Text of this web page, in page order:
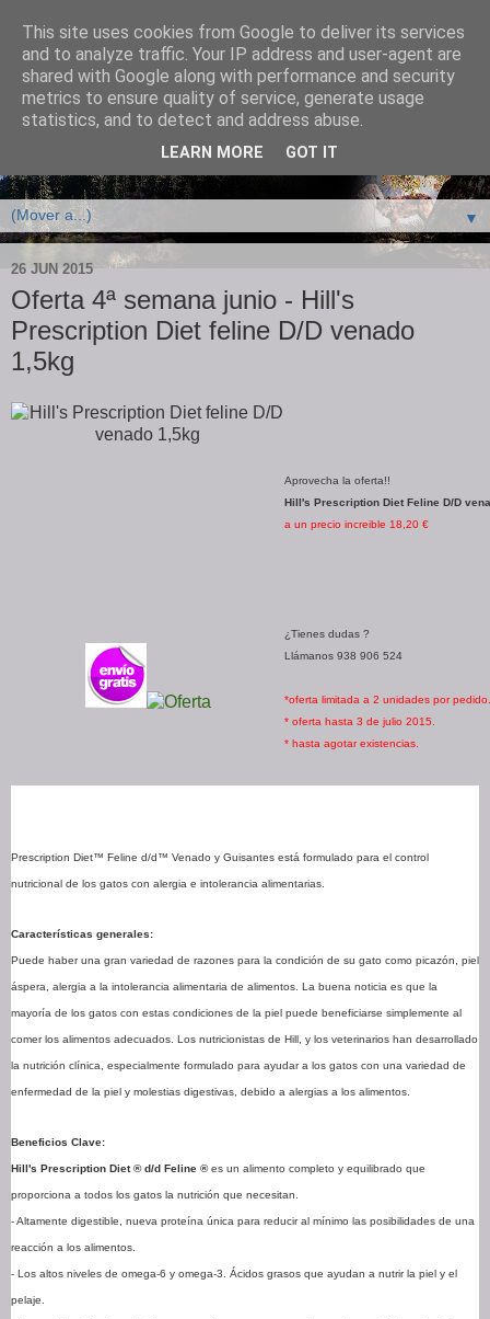
▼
26 JUN 2015
Oferta 4ª semana junio - Hill's
Prescription Diet feline D/D venado
1,5kg
Aprovecha la oferta!!
Hill's Prescription Diet Feline D/D
a un precio increible 18,20 €
¿Tienes dudas ?
Llámanos 938 906 524
*oferta limitada a 2 unidades por pedido.
* oferta hasta 3 de julio 2015.
* hasta agotar existencias.
Prescription Diet™ Feline d/d™ Venado y Guisantes está formulado para el control
nutricional de los gatos con alergia e intolerancia alimentarias.
Características generales:
Puede haber una gran variedad de razones para la condición de su gato como picazón, piel
áspera, alergia a la intolerancia alimentaria de alimentos. La buena noticia es que la
mayoría de los gatos con estas condiciones de la piel puede beneficiarse simplemente al
comer los alimentos adecuados. Los nutricionistas de Hill, y los veterinarios han desarrollado
la nutrición clínica, especialmente formulado para ayudar a los gatos con una variedad de
enfermedad de la piel y molestias digestivas, debido a alergias a los alimentos.
Beneficios Clave:
Hill's Prescription Diet ® d/d Feline ®es un alimento completo y equilibrado que
proporciona a todos los gatos la nutrición que necesitan.
- Altamente digestible, nueva proteína única para reducir al mínimo las posibilidades de una
reacción a los alimentos.
- Los altos niveles de omega-6 y omega-3. Ácidos grasos que ayudan a nutrir la piel y el
pelaje.
This site uses cookies from Google to deliver its services
and to analyze traffic. Your IP address and user-agent are
shared with Google along with performance and security
metrics to ensure quality of service, generate usage
statistics, and to detect and address abuse.
LEARN MORE GOT IT